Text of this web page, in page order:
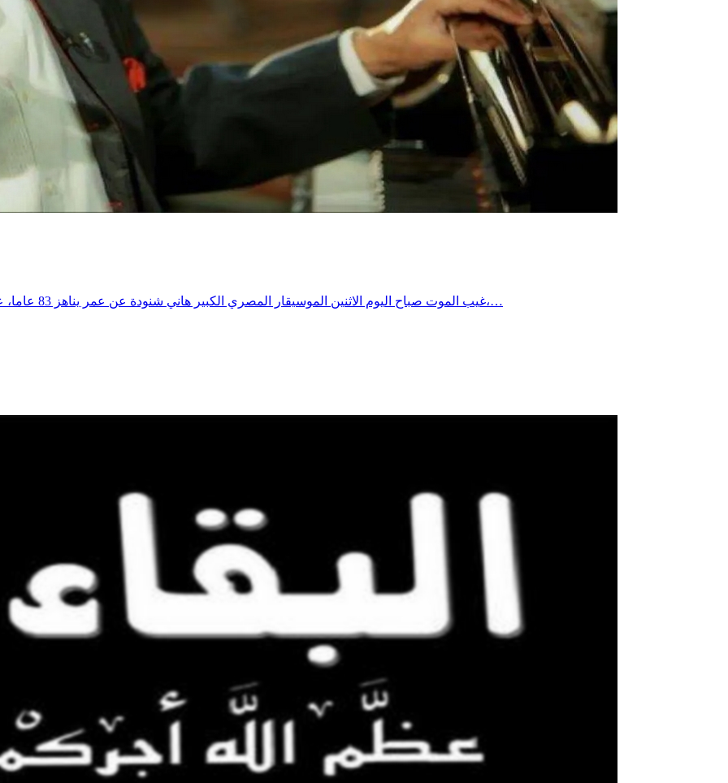
غيب الموت صباح اليوم الاثنين الموسيقار المصري الكبير هاني شنودة عن عمر يناهز 83 عاما، عقب أيام من دخوله في غيبوبة تامة وتراجع وضعه الصحي بشكل حرج،…